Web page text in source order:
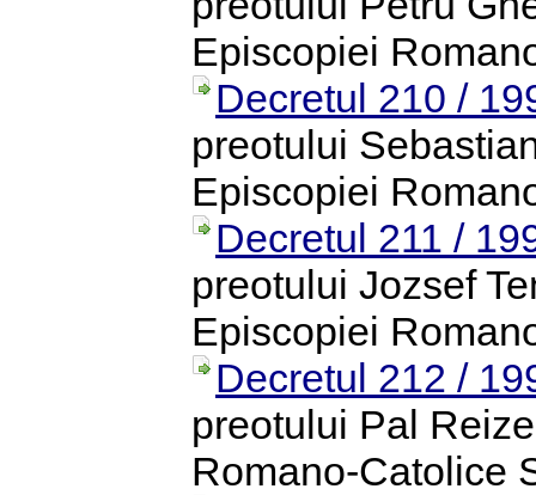
Episcopiei
Decretul 210 /
preotului
Episcopiei
Decretul 211 /
preotului Jozsef
Episcopiei
Decretul 212 /
preotului Pal
Romano-Catolice